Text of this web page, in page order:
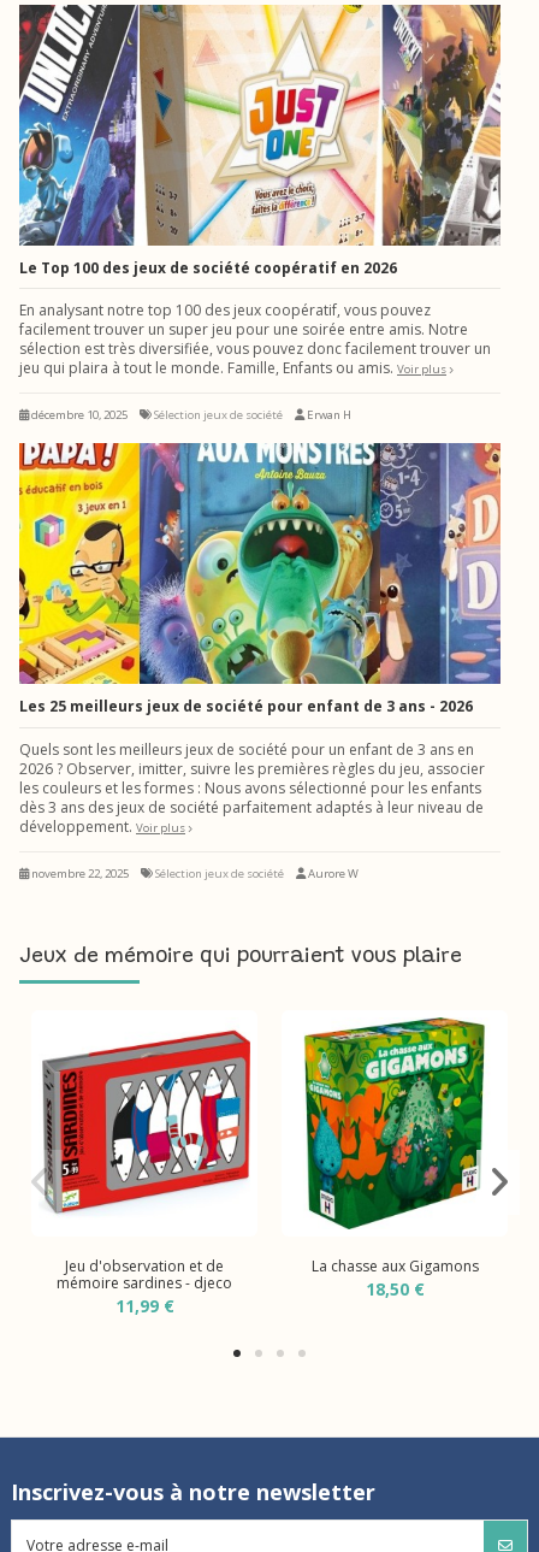
Le Top 100 des jeux de société coopératif en 2026
En analysant notre top 100 des jeux coopératif, vous pouvez
facilement trouver un super jeu pour une soirée entre amis. Notre
sélection est très diversifiée, vous pouvez donc facilement trouver un
jeu qui plaira à tout le monde. Famille, Enfants ou amis. Voir plus
décembre 10, 2025 Sélection jeux de société Erwan H
Les 25 meilleurs jeux de société pour enfant de 3 ans - 2026
Quels sont les meilleurs jeux de société pour un enfant de 3 ans en
2026 ? Observer, imitter, suivre les premières règles du jeu, associer
les couleurs et les formes : Nous avons sélectionné pour les enfants
dès 3 ans des jeux de société parfaitement adaptés à leur niveau de
développement. Voir plus
novembre 22, 2025 Sélection jeux de société Aurore W
Jeux de mémoire qui pourraient vous plaire
Jeu d'observation et de
mémoire sardines - djeco
11,99 €
La chasse aux Gigamons
18,50 €
Inscrivez-vous à notre newsletter